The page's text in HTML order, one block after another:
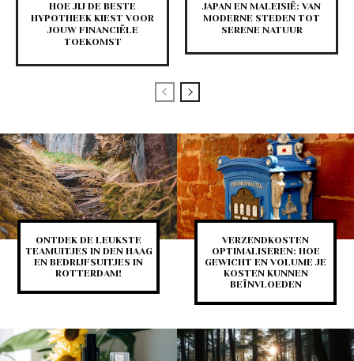
HOE JIJ DE BESTE
HYPOTHEEK KIEST VOOR
JOUW FINANCIËLE
TOEKOMST
JAPAN EN MALEISIË: VAN
MODERNE STEDEN TOT
SERENE NATUUR
ONTDEK DE LEUKSTE
TEAMUITJES IN DEN HAAG
EN BEDRIJFSUITJES IN
ROTTERDAM!
VERZENDKOSTEN
OPTIMALISEREN: HOE
GEWICHT EN VOLUME JE
KOSTEN KUNNEN
BEÏNVLOEDEN